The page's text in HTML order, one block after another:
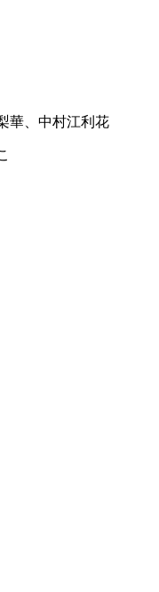
華、中村江利花